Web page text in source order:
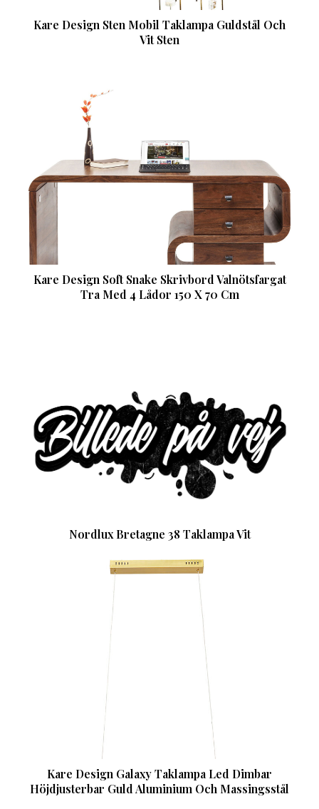
Kare Design Sten Mobil Taklampa Guldstål Och
Vit Sten
Kare Design Soft Snake Skrivbord Valnötsfargat
Tra Med 4 Lådor 150 X 70 Cm
Nordlux Bretagne 38 Taklampa Vit
Kare Design Galaxy Taklampa Led Dimbar
Höjdjusterbar Guld Aluminium Och Massingsstål